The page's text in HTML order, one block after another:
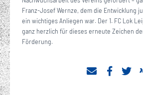
Franz-Josef Wernze, dem die Entwicklung
ein wichtiges Anliegen war. Der 1. FC Lok
ganz herzlich für dieses erneute Zeichen
Förderung.